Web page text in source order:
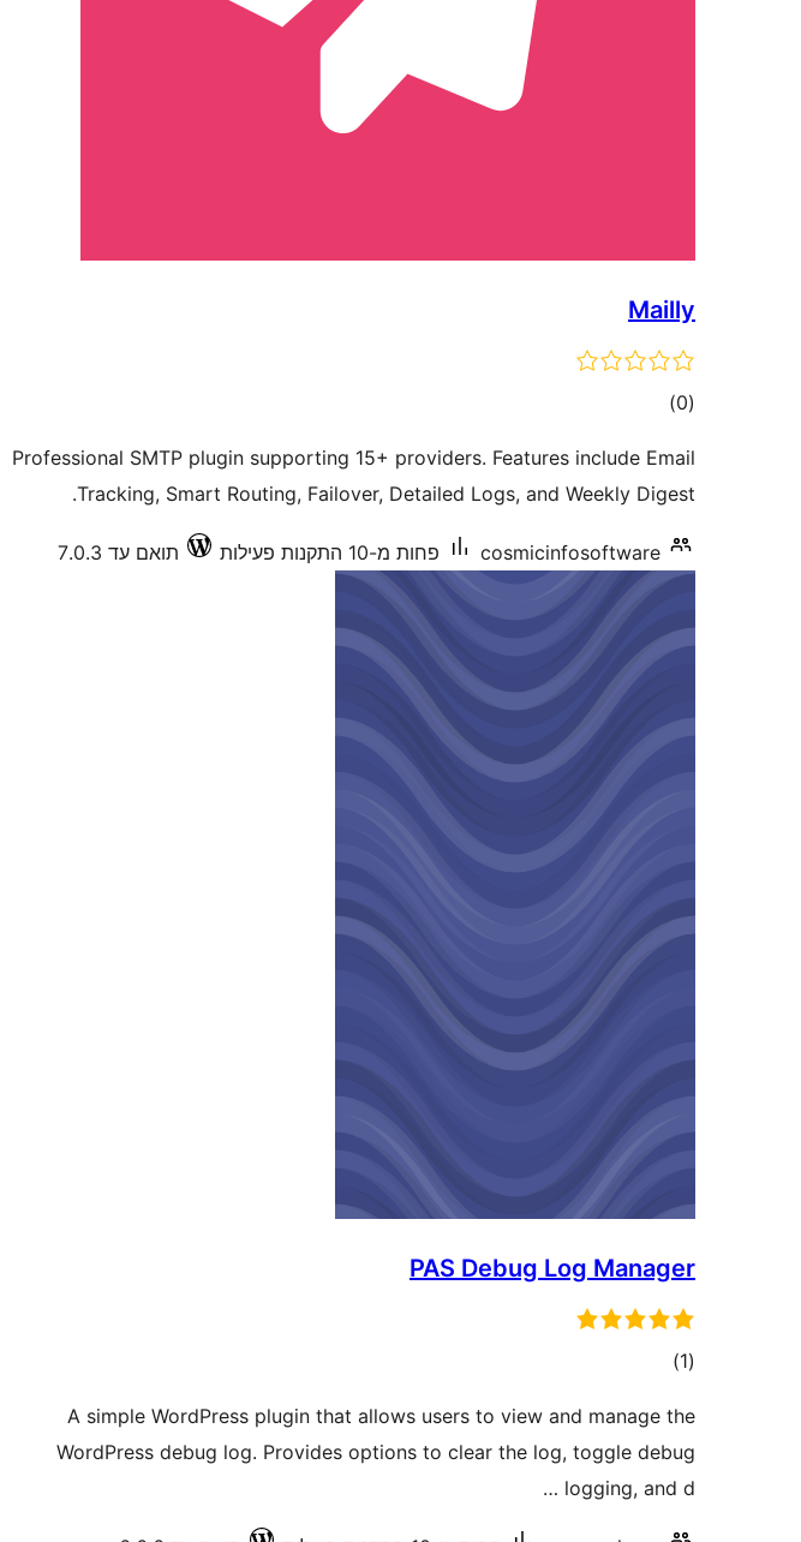
Mailly
(0 דרוגים)
Professional SMTP plugin supporting 15+ providers. Features include Email
Tracking, Smart Routing, Failover, Detailed Logs, and Weekly Digest.
cosmicinfosoftware פחות מ-10 התקנות פעילות תואם עד 7.0.3
PAS Debug Log Manager
(1 דרוגים)
A simple WordPress plugin that allows users to view and manage the
WordPress debug log. Provides options to clear the log, toggle debug
logging, and d …